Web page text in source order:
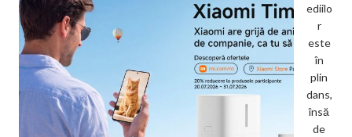
ediilo
r
este
în
plin
dans,
însă
de